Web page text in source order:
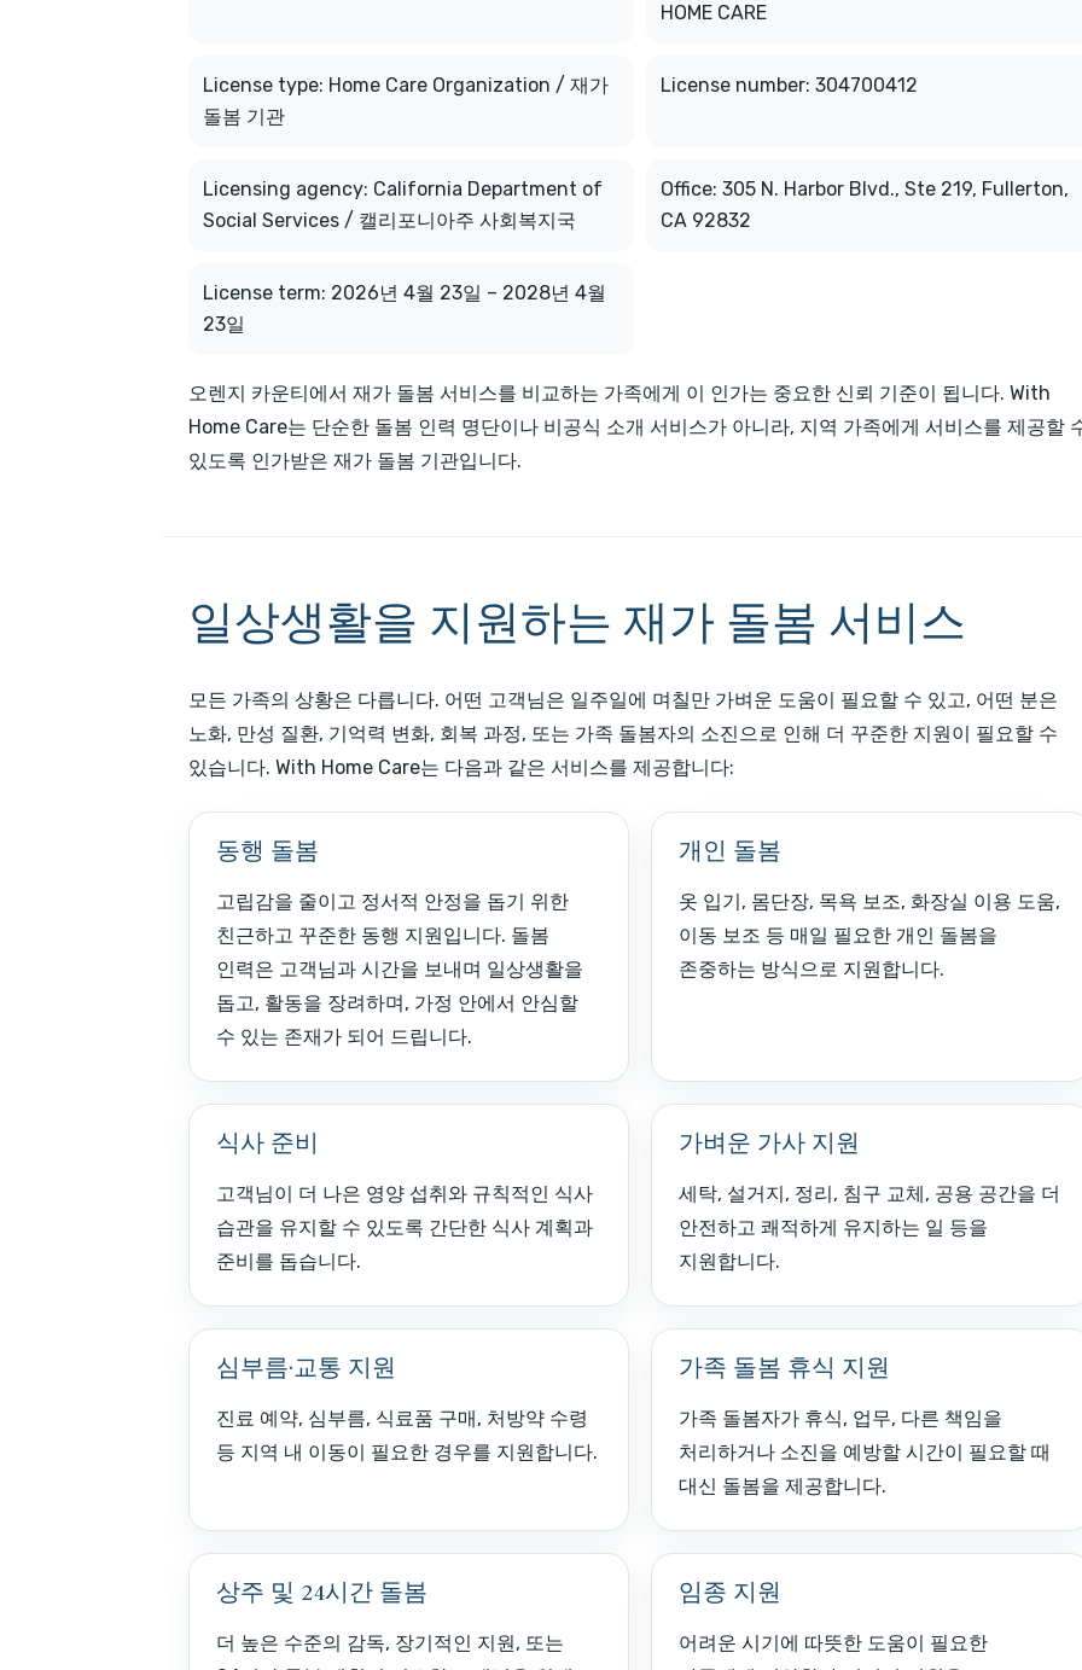
HOME CARE
License type: Home Care Organization / 재가
돌봄 기관
License number: 304700412
Licensing agency: California Department of
Social Services / 캘리포니아주 사회복지국
Office: 305 N. Harbor Blvd., Ste 219, Fullerton,
CA 92832
License term: 2026년 4월 23일 – 2028년 4월
23일
오렌지 카운티에서 재가 돌봄 서비스를 비교하는 가족에게 이 인가는 중요한 신뢰 기준이 됩니다. With
Home Care는 단순한 돌봄 인력 명단이나 비공식 소개 서비스가 아니라, 지역 가족에게 서비스를 제공할
있도록 인가받은 재가 돌봄 기관입니다.
일상생활을 지원하는 재가 돌봄 서비스
모든 가족의 상황은 다릅니다. 어떤 고객님은 일주일에 며칠만 가벼운 도움이 필요할 수 있고, 어떤 분은
노화, 만성 질환, 기억력 변화, 회복 과정, 또는 가족 돌봄자의 소진으로 인해 더 꾸준한 지원이 필요할 수
있습니다. With Home Care는 다음과 같은 서비스를 제공합니다:
동행 돌봄
고립감을 줄이고 정서적 안정을 돕기 위한
친근하고 꾸준한 동행 지원입니다. 돌봄
인력은 고객님과 시간을 보내며 일상생활을
돕고, 활동을 장려하며, 가정 안에서 안심할
수 있는 존재가 되어 드립니다.
개인 돌봄
옷 입기, 몸단장, 목욕 보조, 화장실 이용 도움,
이동 보조 등 매일 필요한 개인 돌봄을
존중하는 방식으로 지원합니다.
식사 준비
고객님이 더 나은 영양 섭취와 규칙적인 식사
습관을 유지할 수 있도록 간단한 식사 계획과
준비를 돕습니다.
가벼운 가사 지원
세탁, 설거지, 정리, 침구 교체, 공용 공간을 더
안전하고 쾌적하게 유지하는 일 등을
지원합니다.
심부름·교통 지원
진료 예약, 심부름, 식료품 구매, 처방약 수령
등 지역 내 이동이 필요한 경우를 지원합니다.
가족 돌봄 휴식 지원
가족 돌봄자가 휴식, 업무, 다른 책임을
처리하거나 소진을 예방할 시간이 필요할 때
대신 돌봄을 제공합니다.
상주 및 24시간 돌봄
더 높은 수준의 감독, 장기적인 지원, 또는
임종 지원
어려운 시기에 따뜻한 도움이 필요한